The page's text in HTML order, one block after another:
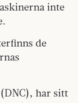
inte
de
har sitt